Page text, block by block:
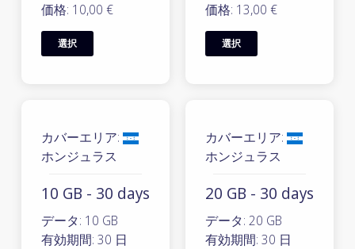
価格: 10,00 €
選択
価格: 13,00 €
選択
カバーエリア:
ホンジュラス
10 GB - 30 days
データ: 10 GB
有効期間: 30 日
カバーエリア:
ホンジュラス
20 GB - 30 days
データ: 20 GB
有効期間: 30 日